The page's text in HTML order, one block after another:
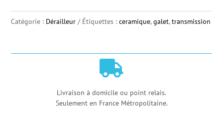
de
Catégorie : Dérailleur Étiquettes :ceramique,galet,transmission

Livraison à domicile ou point relais.
Seulement en France Métropolitaine.